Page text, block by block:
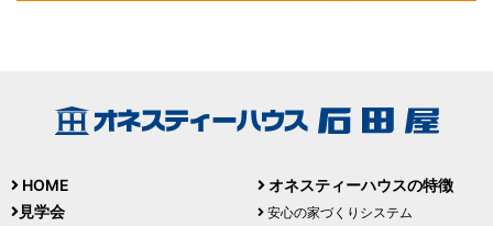
HOME
見学会
オネスティーハウスの特徴
安心の家づくりシステム